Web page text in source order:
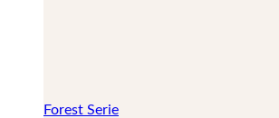
Forest Serie